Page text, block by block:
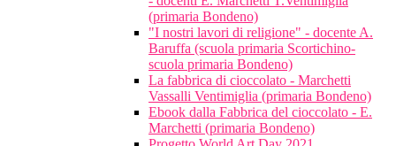
(primaria Bondeno)
"I nostri lavori di religione" - docente A.
Baruffa (scuola primaria Scortichino-
scuola primaria Bondeno)
La fabbrica di cioccolato - Marchetti
Vassalli Ventimiglia (primaria Bondeno)
Ebook dalla Fabbrica del cioccolato - E.
Marchetti (primaria Bondeno)